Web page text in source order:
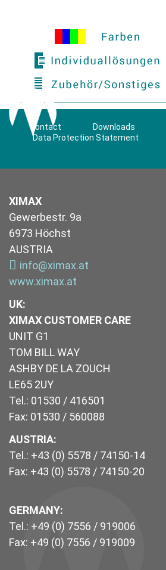
Contact Downloads
Data Protection Statement
XIMAX
Gewerbestr. 9a
6973 Höchst
AUSTRIA
info@ximax.at
www.ximax.at
UK:
XIMAX CUSTOMER CARE
UNIT G1
TOM BILL WAY
ASHBY DE LA ZOUCH
LE65 2UY
Tel.: 01530 / 416501
Fax: 01530 / 560088
AUSTRIA:
Tel.: +43 (0) 5578 / 74150-14
Fax: +43 (0) 5578 / 74150-20
GERMANY:
Tel.: +49 (0) 7556 / 919006
Fax: +49 (0) 7556 / 919009